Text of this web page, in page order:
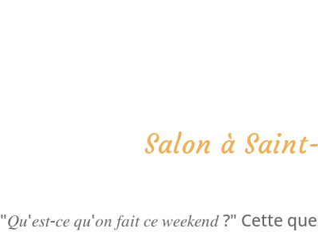
Salon à
"𝑄𝑢'𝑒𝑠𝑡-𝑐𝑒 𝑞𝑢'𝑜𝑛 𝑓𝑎𝑖𝑡 𝑐𝑒 𝑤𝑒𝑒𝑘𝑒𝑛𝑑 ?"